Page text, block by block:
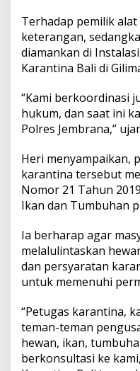
n
t
n
a
i
l
m
n
u
k
Terhadap pemilik
keterangan,
diamankan di
Karantina Bali di
“Kami berkoordinasi
hukum, dan saat ini
Polres Jembrana,”
Heri menyampaikan,
karantina tersebut
Nomor 21 Tahun
Ikan dan Tumbuhan
Ia berharap agar
melalulintaskan
dan persyaratan
untuk memenuhi
“Petugas karantina,
teman-teman
hewan, ikan,
berkonsultasi ke